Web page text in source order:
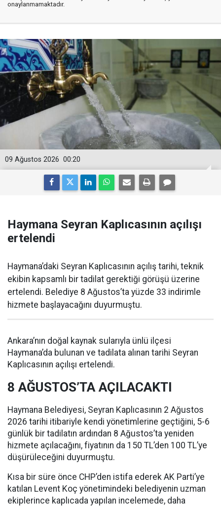
onaylanmamaktadır.
00:20
09 Ağustos 2026
Haymana Seyran Kaplıcasının açılışı
ertelendi
Haymana’daki Seyran Kaplıcasının açılış tarihi, teknik
ekibin kapsamlı bir tadilat gerektiği görüşü üzerine
ertelendi. Belediye 8 Ağustos’ta yüzde 33 indirimle
hizmete başlayacağını duyurmuştu.
Ankara’nın doğal kaynak sularıyla ünlü ilçesi
Haymana’da bulunan ve tadilata alınan tarihi Seyran
Kaplıcasının açılışı ertelendi.
8 AĞUSTOS’TA AÇILACAKTI
Haymana Belediyesi, Seyran Kaplıcasının 2 Ağustos
2026 tarihi itibariyle kendi yönetimlerine geçtiğini, 5-6
günlük bir tadilatın ardından 8 Ağustos’ta yeniden
hizmete açılacağını, fiyatının da 150 TL’den 100 TL’ye
düşürüleceğini duyurmuştu.
Kısa bir süre önce CHP’den istifa ederek AK Parti’ye
katılan Levent Koç yönetimindeki belediyenin uzman
ekiplerince kaplıcada yapılan incelemede, daha